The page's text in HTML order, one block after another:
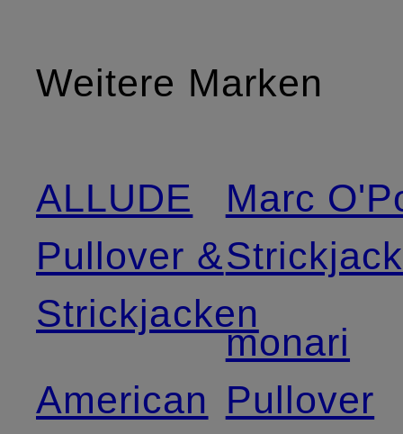
Weitere Marken
ALLUDE
Pullover &
Strickjacken
American
Marc
monari
Pullover